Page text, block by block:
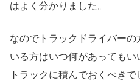
はよく分かりました。
なのでトラックドライバー
いる方はいつ何があっても
トラックに積んでおくべきで